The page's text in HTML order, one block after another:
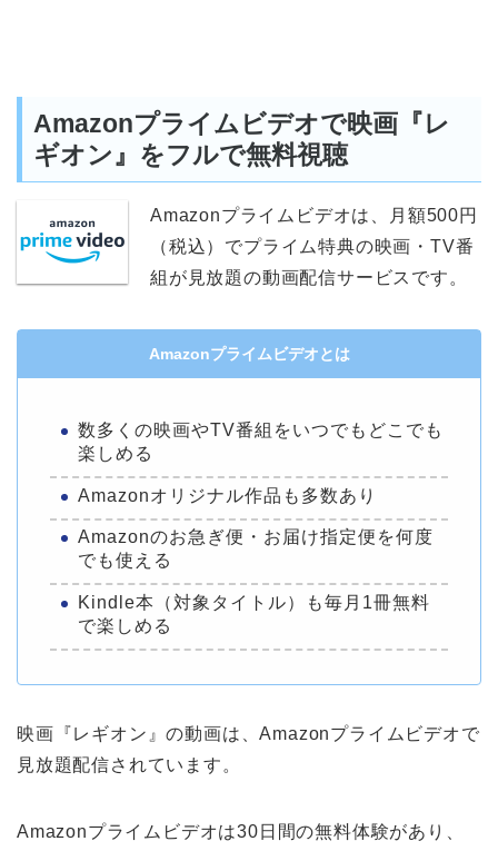
Amazonプライムビデオで映画『レ
ギオン』をフルで無料視聴
Amazonプライムビデオは、月額500円
（税込）でプライム特典の映画・TV番
組が見放題の動画配信サービスです。
Amazonプライムビデオとは
数多くの映画やTV番組をいつでもどこでも
楽しめる
Amazonオリジナル作品も多数あり
Amazonのお急ぎ便・お届け指定便を何度
でも使える
Kindle本（対象タイトル）も毎月1冊無料
で楽しめる
映画『レギオン』の動画は、Amazonプライムビデオで
見放題配信されています。
Amazonプライムビデオは30日間の無料体験があり、